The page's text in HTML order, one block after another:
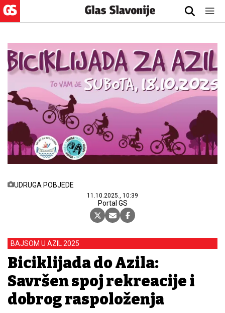
UDRUGA POBJEDE
11.10.2025., 10:39
Portal GS
BAJSOM U AZIL 2025
Biciklijada do Azila:
Savršen spoj rekreacije i
dobrog raspoloženja